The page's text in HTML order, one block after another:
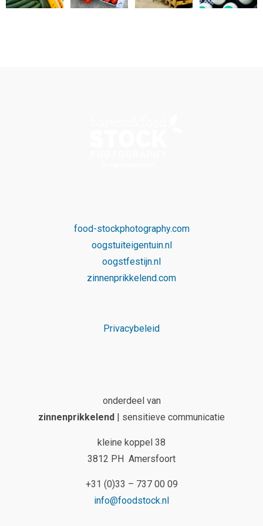
food-stockphotography.com
oogstuiteigentuin.nl
oogstfestijn.nl
zinnenprikkelend.com
Privacybeleid
onderdeel van
zinnenprikkelend
| sensitieve communicatie
kleine koppel 38
3812 PH Amersfoort
+31 (0)33 – 737 00 09
info@foodstock.nl